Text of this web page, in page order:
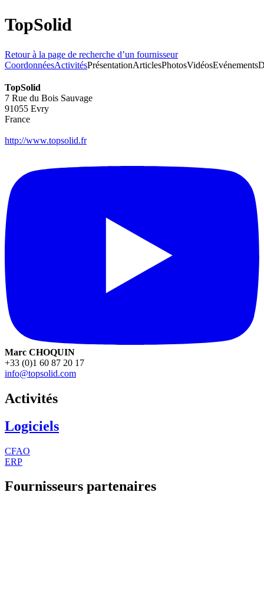
TopSolid
Retour à la page de recherche d’un fournisseur
CoordonnéesActivitésPrésentationArticlesPhotosVidéosEvénements
TopSolid
7 Rue du Bois Sauvage
91055 Evry
France
http://www.topsolid.fr
Marc CHOQUIN
+33 (0)1 60 87 20 17
info@topsolid.com
Activités
Logiciels
CFAO
ERP
Fournisseurs partenaires